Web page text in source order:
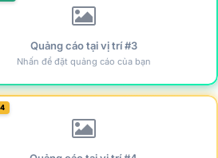
Quảng cáo tại vị trí #3
Nhấn để đặt quảng cáo của bạn